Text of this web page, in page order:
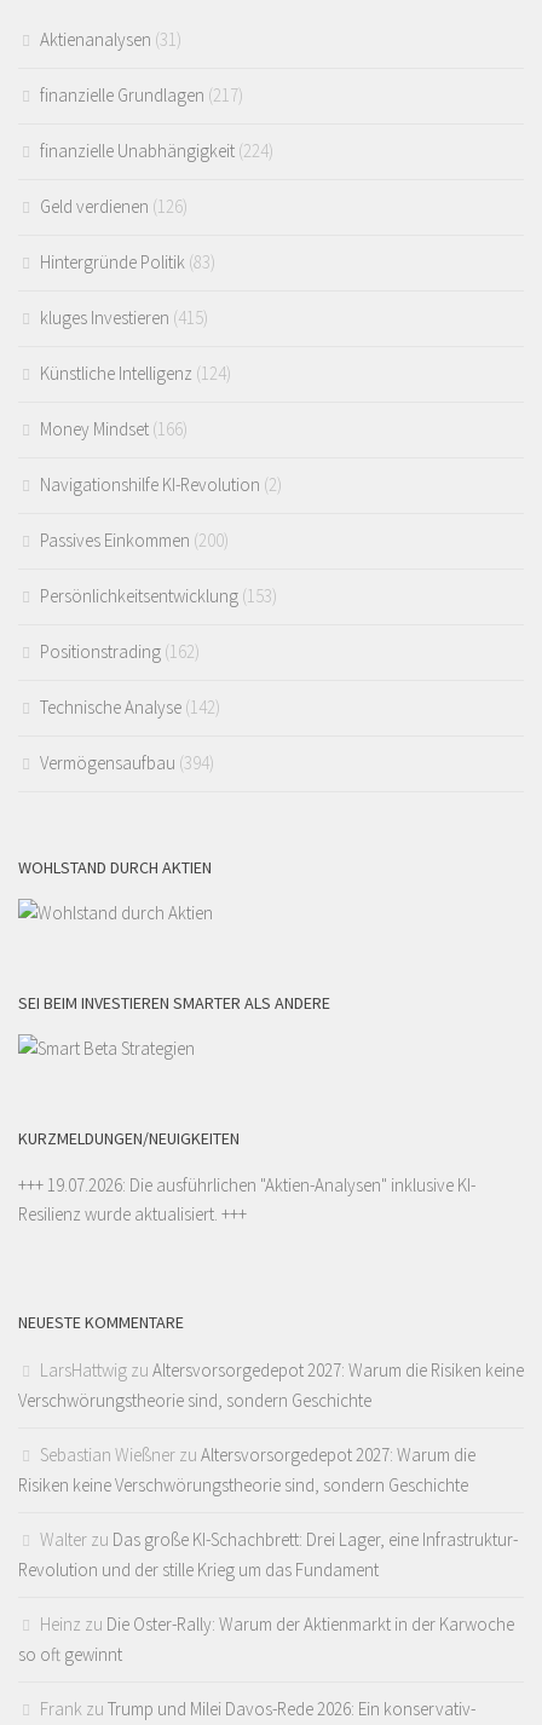
Aktienanalysen (31)
finanzielle Grundlagen (217)
finanzielle Unabhängigkeit (224)
Geld verdienen (126)
Hintergründe Politik (83)
kluges Investieren (415)
Künstliche Intelligenz (124)
Money Mindset (166)
Navigationshilfe KI-Revolution (2)
Passives Einkommen (200)
Persönlichkeitsentwicklung (153)
Positionstrading (162)
Technische Analyse (142)
Vermögensaufbau (394)
WOHLSTAND DURCH AKTIEN
SEI BEIM INVESTIEREN SMARTER ALS ANDERE
KURZMELDUNGEN/NEUIGKEITEN
+++ 19.07.2026: Die ausführlichen "Aktien-Analysen" inklusive KI-
Resilienz wurde aktualisiert. +++
NEUESTE KOMMENTARE
LarsHattwig zu Altersvorsorgedepot 2027: Warum die Risiken keine
Verschwörungstheorie sind, sondern Geschichte
Sebastian Wießner zu Altersvorsorgedepot 2027: Warum die
Risiken keine Verschwörungstheorie sind, sondern Geschichte
Walter zu Das große KI-Schachbrett: Drei Lager, eine Infrastruktur-
Revolution und der stille Krieg um das Fundament
Heinz zu Die Oster-Rally: Warum der Aktienmarkt in der Karwoche
so oft gewinnt
Frank zu Trump und Milei Davos-Rede 2026: Ein konservativ-